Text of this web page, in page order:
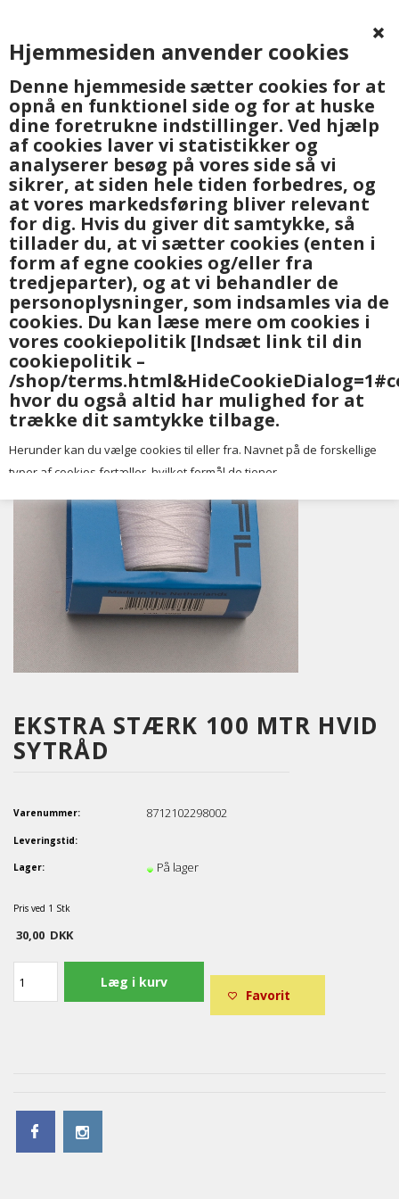
Hjemmesiden anvender cookies
Denne hjemmeside sætter cookies for at
opnå en funktionel side og for at huske
dine foretrukne indstillinger. Ved hjælp
af cookies laver vi statistikker og
analyserer besøg på vores side så vi
sikrer, at siden hele tiden forbedres, og
at vores markedsføring bliver relevant
for dig. Hvis du giver dit samtykke, så
tillader du, at vi sætter cookies (enten i
form af egne cookies og/eller fra
tredjeparter), og at vi behandler de
personoplysninger, som indsamles via de
cookies. Du kan læse mere om cookies i
vores cookiepolitik [Indsæt link til din
cookiepolitik –
/shop/
hvor du også altid har mulighed for at
trække dit samtykke tilbage.
Herunder kan du vælge cookies til eller fra. Navnet på de forskellige
typer af cookies fortæller, hvilket formål de tjener.
Forside»Garn og hobbyartikler»Hobbyartikler
EKSTRA STÆRK 100 MTR HVID
SYTRÅD
Varenummer: 8712102298002
Leveringstid:
Lager: På lager
Pris ved 1 Stk
30,00 DKK